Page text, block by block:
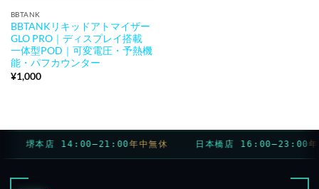
BBTANK
BBTANKリキッドアトマイザー
GLO PRO｜ディスプレイ搭載
一体型POD｜可変電圧・予熱機
能・パフカウンター
¥1,000
堺本店 14:00–21:00 年中無休 日本橋店 16:00–23:00 年中